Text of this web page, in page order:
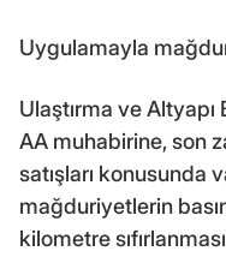
Uygulamayla
Ulaştırma ve
AA muhabirine, son
satışları konusunda
mağduriyetlerin
kilometre